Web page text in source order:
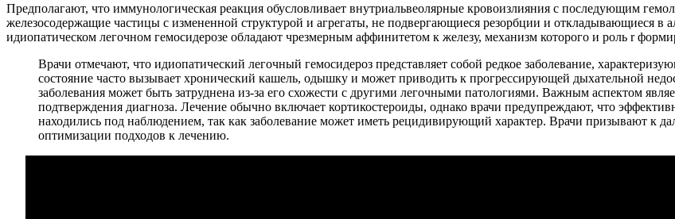
Предполагают, что иммунологическая реакция обусловливает внутриальвеолярные кровоизлияния с последующим
железосодержащие частицы с измененной структурой и агрегаты, не подвергающиеся резорбции и откладывающиеся в
идиопатическом легочном гемосидерозе обладают чрезмерным аффинитетом к железу, механизм которого и роль r
Врачи отмечают, что идиопатический легочный гемосидероз представляет собой редкое заболевание,
состояние часто вызывает хронический кашель, одышку и может приводить к прогрессирующей дыхательной
заболевания может быть затруднена из-за его схожести с другими легочными патологиями. Важным аспектом
подтверждения диагноза. Лечение обычно включает кортикостероиды, однако врачи предупреждают, что
находились под наблюдением, так как заболевание может иметь рецидивирующий характер. Врачи призывают к
оптимизации подходов к лечению.